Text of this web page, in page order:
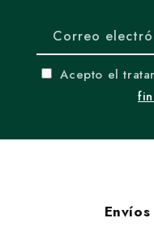
Correo
Acepto el